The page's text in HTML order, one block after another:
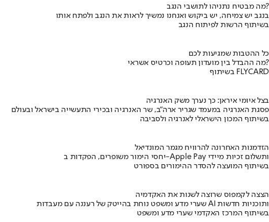
מה מבטיח נתניהו לתושבי הנגב?
בנגב יש צמיחה, יש ביקוש ואנחנו נמשיך לראות את הנגב ולפתח אותו
בשיתוף הרשות לפיתוח הנגב
כל ההטבות שמגיעות לכם
מה ההבדל בין מועדון תעופה וכרטיס אשראי?
בשיתוף FLYCARD
בצל איומי איראן: כך נערך משק האנרגיה
פסגת האנרגיה במעמד שגריר ארה"ב, שר האנרגיה ובכירי התעשייה בישראל ובעולם
בשיתוף המכון הישראלי לאנרגיה ולסביבה
הזדמנות האחרונה להרוויח מגמר המונדיאל
יחסי הימור משופרים, הפקדות ב-Apple Pay ותשלום זכיות מיידי
בשיתוף המועצה להסדר ההימורים בספורט
הצצה לקמפוס שרוצה לשנות את האקדמיה
שערי מדע ומשפט נוחת בהייטק של רעננה עם מעבדות AI ותוכניות חדשות
בשיתוף המרכז האקדמי שערי מדע ומשפט